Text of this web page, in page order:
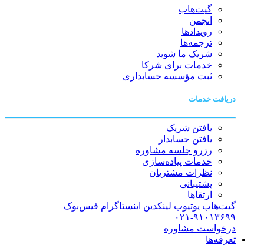
گیت‌هاب
انجمن
رویدادها
ترجمه‌ها
شریک ما شوید
خدمات برای شرکا
ثبت مؤسسه حسابداری
دریافت خدمات
یافتن شریک
یافتن حسابدار
رزرو جلسه مشاوره
خدمات پیاده‌سازی
نظرات مشتریان
پشتیبانی
ارتقاها
گیت‌هاب یوتیوب لینکدین اینستاگرام فیس‌بوک
۰۲۱-۹۱۰۱۳۶۹۹
درخواست مشاوره
تعرفه‌ها